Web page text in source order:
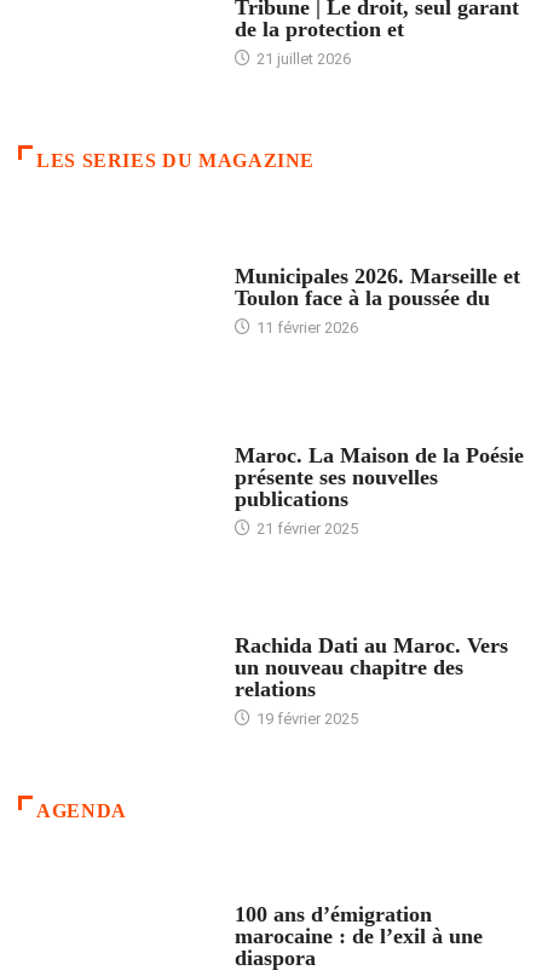
Tribune | Le droit, seul garant
de la protection et
21 juillet 2026
LES SERIES DU MAGAZINE
Municipales 2026. Marseille et
Toulon face à la poussée du
11 février 2026
Maroc. La Maison de la Poésie
présente ses nouvelles
publications
21 février 2025
Rachida Dati au Maroc. Vers
un nouveau chapitre des
relations
19 février 2025
AGENDA
100 ans d’émigration
marocaine : de l’exil à une
diaspora